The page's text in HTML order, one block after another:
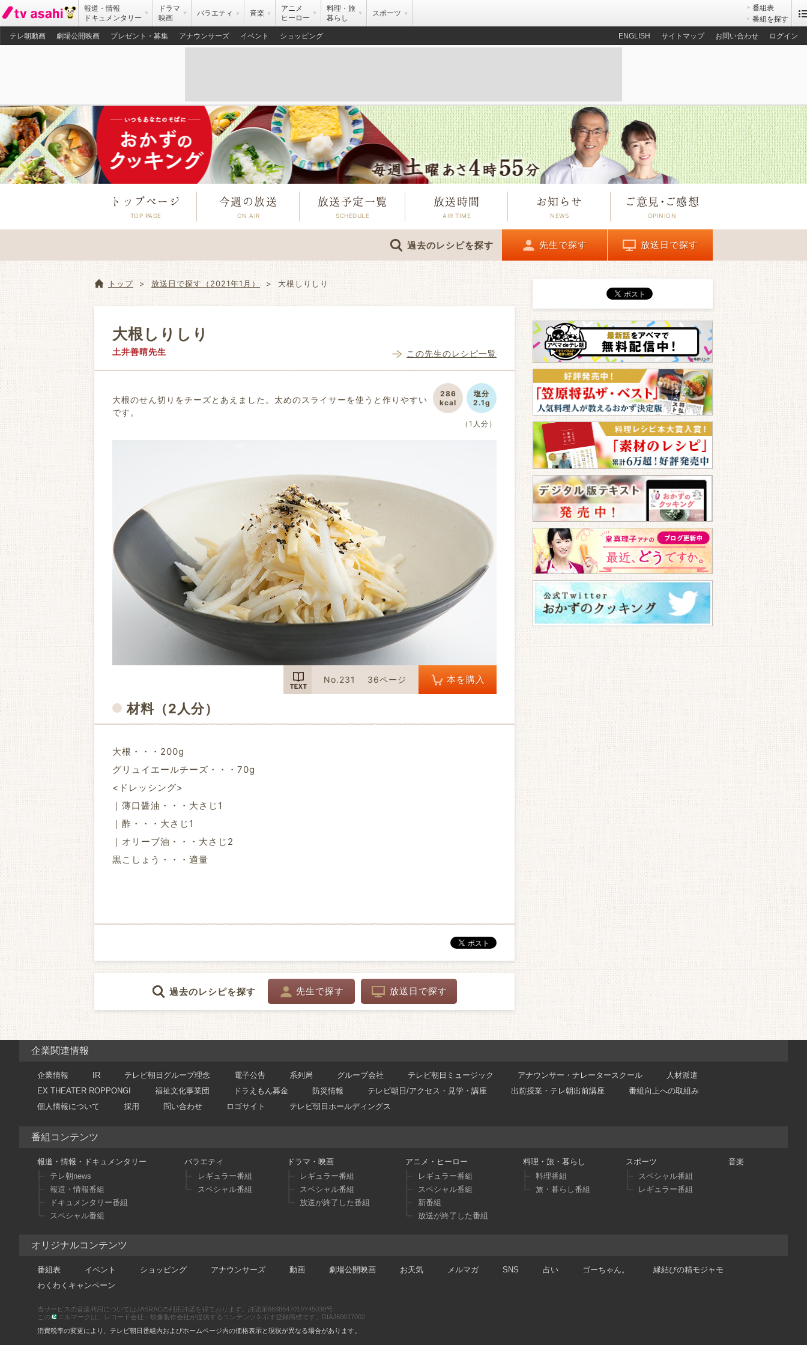
報道・情報
ドキュメンタリー
ドラマ
映画
バラエティ 音楽
アニメ
ヒーロー
料理・旅
暮らし
スポーツ
番組表
番組を探す
テレ朝動画
劇場公開映画 プレゼント・募集 アナウンサーズ イベント ショッピング ENGLISH サイトマップ お問い合わせ ログイン
トップページ 今週の放送 放送予定一覧 放送時間 お知らせ ご意見・ご感想
過去のレシピを探す 先生で探す 放送日で探す
トップ 放送日で探す（2021年1月） 大根しりしり
大根しりしり
土井善晴先生 この先生のレシピ一覧
大根のせん切りをチーズとあえました。太めのスライサーを使うと作りやすい
です。
286
kcal
塩分
2.1g
（1人分）
No.231
36ページ 本を購入
材料 （2人分）
大根・・・200g
グリュイエールチーズ・・・70g
<ドレッシング>
｜薄口醤油・・・大さじ1
｜酢・・・大さじ1
｜オリーブ油・・・大さじ2
黒こしょう・・・適量
過去のレシピを探す 先生で探す 放送日で探す
企業関連情報
企業情報 IR テレビ朝日グループ理念 電子公告 系列局 グループ会社 テレビ朝日ミュージック アナウンサー・ナレータースクール
人材派遣
EX THEATER ROPPONGI
福祉文化事業団 ドラえもん募金 防災情報 テレビ朝日/アクセス・見学・講座 出前授業・テレ朝出前講座
番組向上への取組み
個人情報について
採用 問い合わせ ロゴサイト テレビ朝日ホールディングス
番組コンテンツ
報道・情報・ドキュメンタリー
テレ朝news
報道・情報番組
ドキュメンタリー番組
スペシャル番組
バラエティ
レギュラー番組
スペシャル番組
ドラマ・映画
レギュラー番組
スペシャル番組
放送が終了した番組
アニメ・ヒーロー
レギュラー番組
スペシャル番組
新番組
放送が終了した番組
料理・旅・暮らし
料理番組
旅・暮らし番組
スポーツ
スペシャル番組
レギュラー番組
音楽
オリジナルコンテンツ
番組表 イベント ショッピング アナウンサーズ 動画 劇場公開映画 お天気 メルマガ SNS 占い ゴーちゃん。
縁結びの精モジャモ
わくわくキャンペーン
当サービスの音楽利用についてはJASRACの利用許諾を得ております。許諾第6688647019Y45038号
この
エルマークは、レコード会社・映像製作会社が提供するコンテンツを示す登録商標です。RIAJ60017002
消費税率の変更により、テレビ朝日番組内およびホームページ内の価格表示と現状が異なる場合があります。